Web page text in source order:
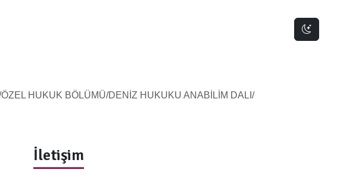
Dark
HUKUK BÖLÜMÜ/DENİZ HUKUKU ANABİLİM DALI/
İletişim